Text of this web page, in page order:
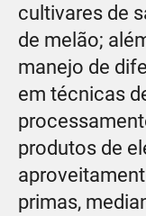
cultivares de
de melão;
manejo de
em técnicas
produtos de
primas,